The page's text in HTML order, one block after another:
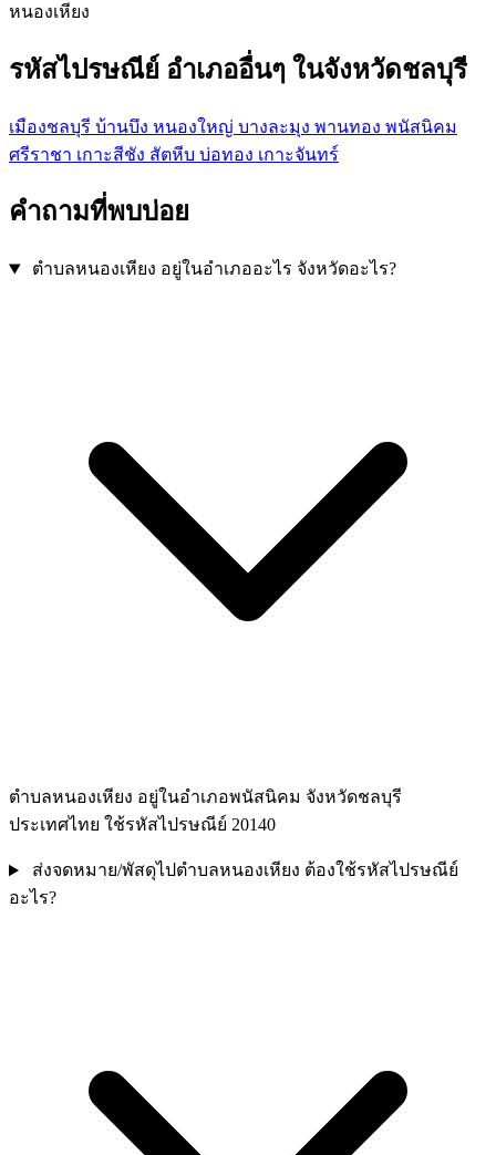
หนองเหียง
รหัสไปรษณีย์ อำเภออื่นๆ ในจังหวัดชลบุรี
เมืองชลบุรี บ้านบึง หนองใหญ่ บางละมุง พานทอง พนัสนิคม
ศรีราชา เกาะสีชัง สัตหีบ บ่อทอง เกาะจันทร์
คำถามที่พบบ่อย
ตำบลหนองเหียง อยู่ในอำเภออะไร จังหวัดอะไร?
ตำบลหนองเหียง อยู่ในอำเภอพนัสนิคม จังหวัดชลบุรี
ประเทศไทย ใช้รหัสไปรษณีย์ 20140
ส่งจดหมาย/พัสดุไปตำบลหนองเหียง ต้องใช้รหัสไปรษณีย์
อะไร?